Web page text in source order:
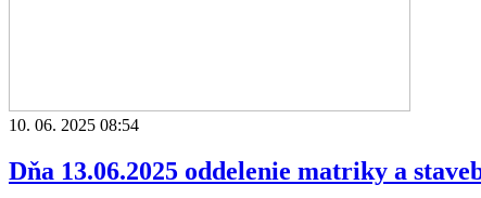
10. 06. 2025 08:54
Dňa 13.06.2025 oddelenie matriky a